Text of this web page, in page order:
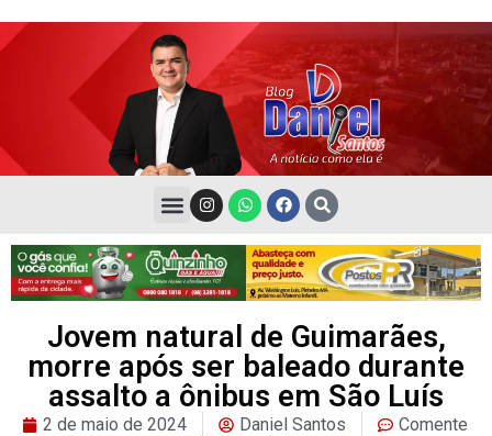
Jovem natural de Guimarães,
morre após ser baleado durante
assalto a ônibus em São Luís
2 de maio de 2024 Daniel Santos Comente